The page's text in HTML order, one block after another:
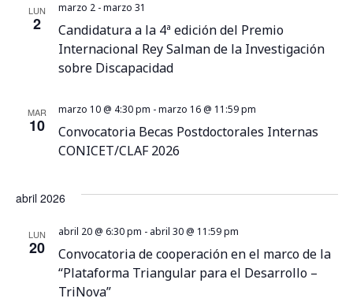
LUN
2
Candidatura a la 4ª edición del Premio
Internacional Rey Salman de la Investigación
sobre Discapacidad
marzo 2-marzo 31
MAR
10
Convocatoria Becas Postdoctorales Internas
CONICET/CLAF 2026
marzo 10 @ 4:30 pm -marzo 16 @ 11:59 pm
abril 2026
LUN
20
Convocatoria de cooperación en el marco de la
“Plataforma Triangular para el Desarrollo –
TriNova”
abril 20 @ 6:30 pm - abril 30 @ 11:59 pm